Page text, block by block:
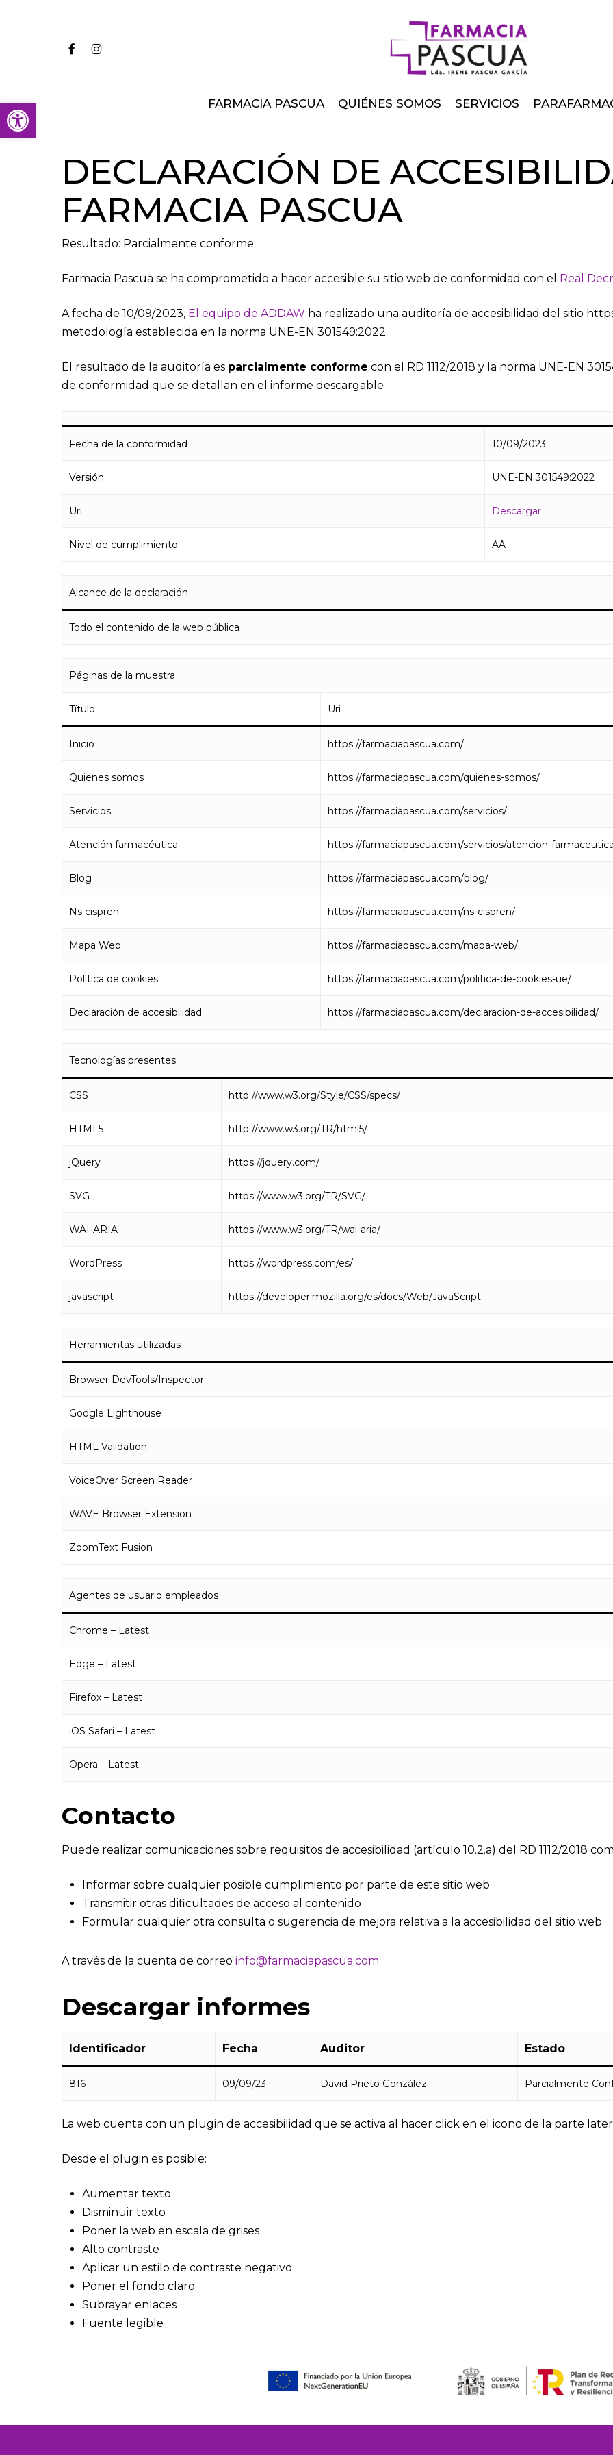
Abrir barra de herramientas
FACEBOOK
INSTAGRAM
FARMACIA PASCUA QUIÉNES SOMOS SERVICIOS
DECLARACIÓN DE
FARMACIA PASCUA
Resultado: Parcialmente conforme
Farmacia Pascua se ha comprometido a hacer accesible su sitio web de conformidad con el Real
A fecha de 10/09/2023, El equipo de ADDAW ha realizado una auditoría de accesibilidad del sitio
metodología establecida en la norma UNE-EN 301549:2022
El resultado de la auditoría es parcialmente conforme con el RD 1112/2018 y la norma UNE-EN
de conformidad que se detallan en el informe descargable
Fecha de la conformidad 10/09/2023
Versión UNE-EN 301549:2022
Uri Descargar
Nivel de cumplimiento AA
Alcance de la declaración
Todo el contenido de la web pública
Páginas de la muestra
Título Uri
Inicio https://farmaciapascua.com/
Quienes somos https://farmaciapascua.com/quienes-somos/
Servicios https://farmaciapascua.com/servicios/
Atención farmacéutica https://farmaciapascua.com/servicios/atencion-
Blog https://farmaciapascua.com/blog/
Ns cispren https://farmaciapascua.com/ns-cispren/
Mapa Web https://farmaciapascua.com/mapa-web/
Política de cookies https://farmaciapascua.com/politica-de-cookies-ue/
Declaración de accesibilidad https://farmaciapascua.com/declaracion-de-accesibilidad/
Tecnologías presentes
CSS http://www.w3.org/Style/CSS/specs/
HTML5 http://www.w3.org/TR/html5/
jQuery https://jquery.com/
SVG https://www.w3.org/TR/SVG/
WAI-ARIA https://www.w3.org/TR/wai-aria/
WordPress https://wordpress.com/es/
javascript https://developer.mozilla.org/es/docs/Web/JavaScript
Herramientas utilizadas
Browser DevTools/Inspector
Google Lighthouse
HTML Validation
VoiceOver Screen Reader
WAVE Browser Extension
ZoomText Fusion
Agentes de usuario empleados
Chrome – Latest
Edge – Latest
Firefox – Latest
iOS Safari – Latest
Opera – Latest
Contacto
Puede realizar comunicaciones sobre requisitos de accesibilidad (artículo 10.2.a) del RD 1112/2018
Informar sobre cualquier posible cumplimiento por parte de este sitio web
Transmitir otras dificultades de acceso al contenido
Formular cualquier otra consulta o sugerencia de mejora relativa a la accesibilidad del sitio web
A través de la cuenta de correo info@farmaciapascua.com
Descargar informes
Identificador Fecha Auditor Estado
816 09/09/23 David Prieto González Parcialmente
La web cuenta con un plugin de accesibilidad que se activa al hacer click en el icono de la parte
Desde el plugin es posible:
Aumentar texto
Disminuir texto
Poner la web en escala de grises
Alto contraste
Aplicar un estilo de contraste negativo
Poner el fondo claro
Subrayar enlaces
Fuente legible